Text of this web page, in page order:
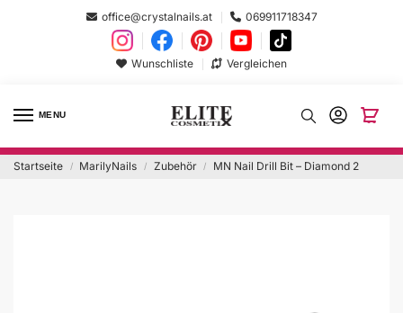
office@crystalnails.at 069911718347
Wunschliste Vergleichen
MENU
Startseite / MarilyNails / Zubehör / MN Nail Drill Bit – Diamond 2